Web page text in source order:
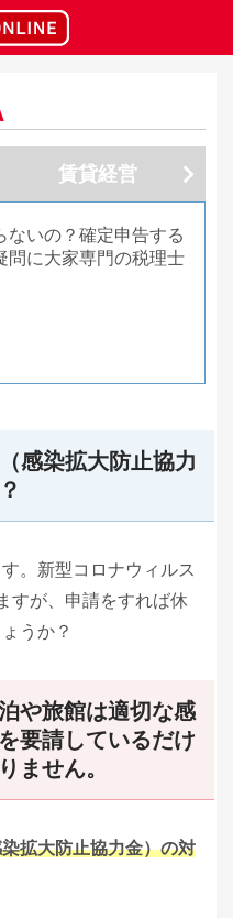
賃貸経営
ないの？確定申告する
問に大家専門の税理士
感染拡大防止協力
。新型コロナウィルス
すが、申請をすれば休
うか？
や旅館は適切な感
要請しているだけ
ません。
拡大防止協力金）の対